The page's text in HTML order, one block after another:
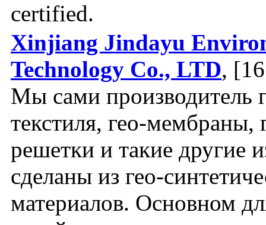
certified.
Xinjiang Jindayu
Technology Co., LTD,
Мы сами производитель
текстиля, гео-мембраны,
решетки и такие другие
сделаны из гео-
материалов. Основном